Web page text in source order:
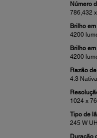
Número
786,432
Brilho
4200
Brilho
4200
Razão
4:3 Nativa
1024 x
Tipo de
245 W
Duração